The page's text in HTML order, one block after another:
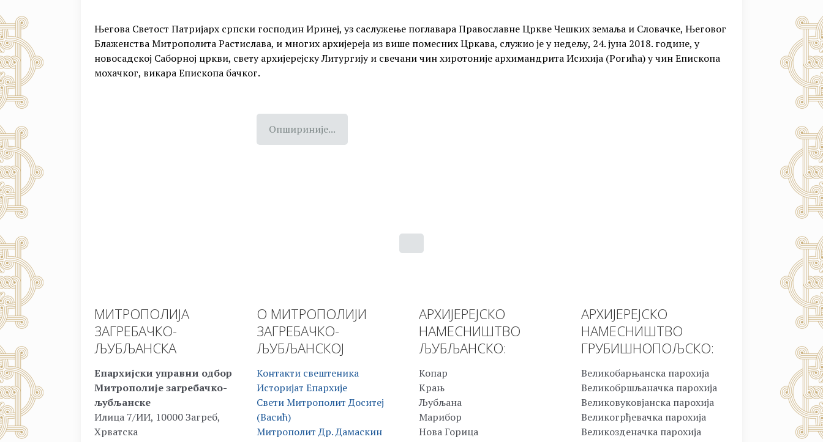
Његова Светост Патријарх српски господин Иринеј, уз саслужење поглавара Православне Цркве Чешких земаља и Словачке, Његовог
Блаженства Митрополита Растислава, и многих архијереја из више помесних Цркава, служио је у недељу, 24. јуна 2018. године, у
новосадској Саборној цркви, свету архијерејску Литургију и свечани чин хиротоније архимандрита Исихија (Рогића) у чин Епископа
мохачког, викара Епископа бачког.
Опшириније...
МИТРОПОЛИЈА
ЗАГРЕБАЧКО-
ЉУБЉАНСКА
Епархијски управни одбор
Митрополије загребачко-
љубљанске
Илица 7/ИИ, 10000 Загреб,
Хрватска
О МИТРОПОЛИЈИ
ЗАГРЕБАЧКО-
ЉУБЉАНСКОЈ
Контакти свештеника
Историјат Епархије
Свети Митрополит Доситеј
(Васић)
Митрополит Др. Дамаскин
АРХИЈЕРЕЈСКО
НАМЕСНИШТВО
ЉУБЉАНСКО:
Копар
Крањ
Љубљана
Марибор
Нова Горица
АРХИЈЕРЕЈСКО
НАМЕСНИШТВО
ГРУБИШНОПОЉСКО:
Великобарњанска парохија
Великобршљаначка парохија
Великовуковјанска парохија
Великогрђевачка парохија
Великозденачка парохија